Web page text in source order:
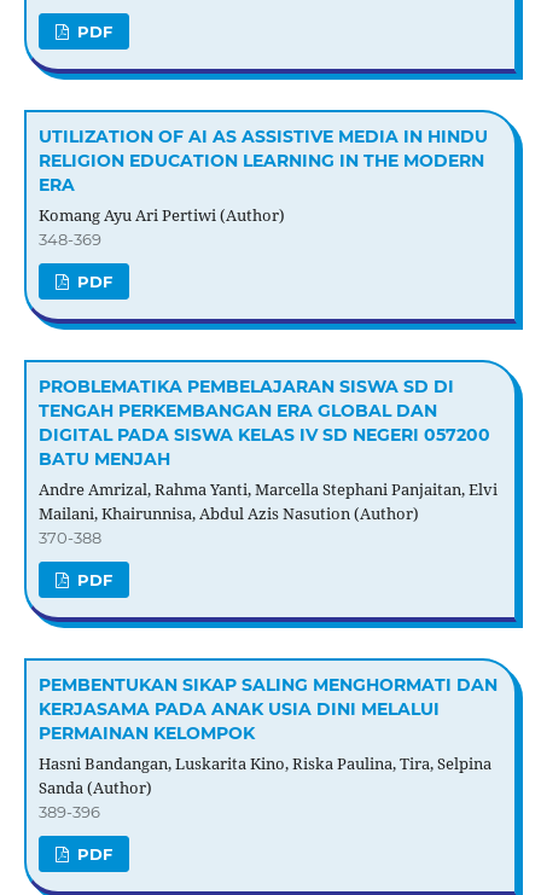
PDF
UTILIZATION OF AI AS ASSISTIVE MEDIA IN HINDU
RELIGION EDUCATION LEARNING IN THE MODERN
ERA
Komang Ayu Ari Pertiwi (Author)
348-369
PDF
PROBLEMATIKA PEMBELAJARAN SISWA SD DI
TENGAH PERKEMBANGAN ERA GLOBAL DAN
DIGITAL PADA SISWA KELAS IV SD NEGERI 057200
BATU MENJAH
Andre Amrizal, Rahma Yanti, Marcella Stephani Panjaitan, Elvi
Mailani, Khairunnisa, Abdul Azis Nasution (Author)
370-388
PDF
PEMBENTUKAN SIKAP SALING MENGHORMATI DAN
KERJASAMA PADA ANAK USIA DINI MELALUI
PERMAINAN KELOMPOK
Hasni Bandangan, Luskarita Kino, Riska Paulina, Tira, Selpina
Sanda (Author)
389-396
PDF